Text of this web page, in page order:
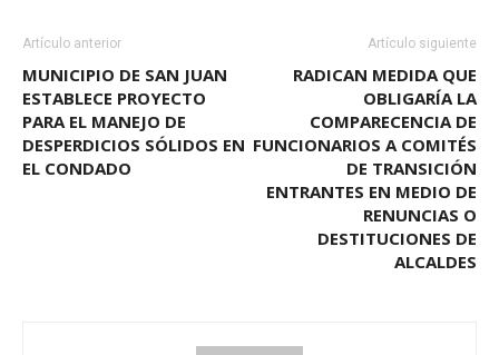
Artículo anterior
MUNICIPIO DE SAN JUAN
ESTABLECE PROYECTO
PARA EL MANEJO DE
DESPERDICIOS SÓLIDOS EN
EL CONDADO
Artículo siguiente
RADICAN MEDIDA QUE
OBLIGARÍA LA
COMPARECENCIA DE
FUNCIONARIOS A COMITÉS
DE TRANSICIÓN
ENTRANTES EN MEDIO DE
RENUNCIAS O
DESTITUCIONES DE
ALCALDES